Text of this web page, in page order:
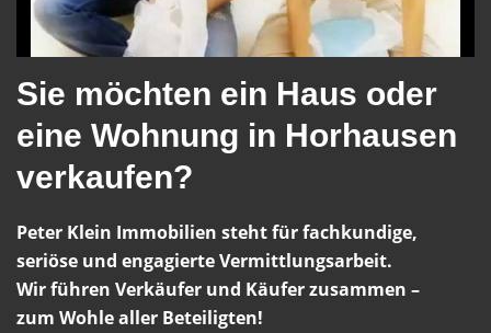
Sie möchten ein Haus oder
eine Wohnung in Horhausen
verkaufen?
Peter Klein Immobilien steht für fachkundige,
seriöse und engagierte Vermittlungsarbeit.
Wir führen Verkäufer und Käufer zusammen –
zum Wohle aller Beteiligten!